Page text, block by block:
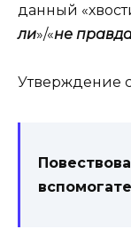
данный
ли»/«не
Утверждение